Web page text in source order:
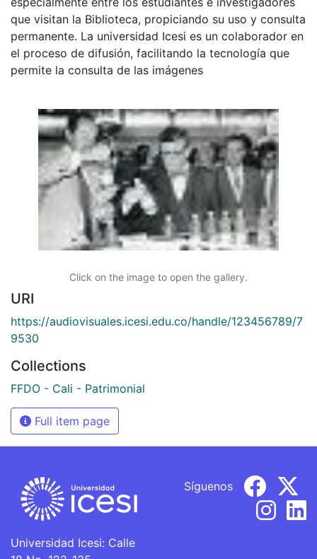
que visitan la Biblioteca, propiciando su uso y consulta
permanente. La universidad Icesi es un colaborador en
el proceso de difusión, facilitando la tecnología que
permite la consulta de las imágenes
Click on the image to open the gallery.
URI
https://audiovisuales.icesi.edu.co/handle/123456789/7
9530
Collections
FFDO - Cali - Patrimonial
Full item page
Universidad Icesi: Calle
Síguenos